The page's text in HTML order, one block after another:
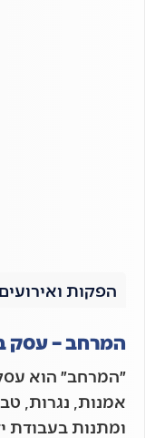
הפקות ואירועים
המרחב – עסק
״המרחב״ הוא
אמנות, נגרות,
ומתנות בעבודת